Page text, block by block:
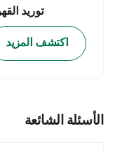
توريد
اكتشف المزيد
الأسئلة الشائعة